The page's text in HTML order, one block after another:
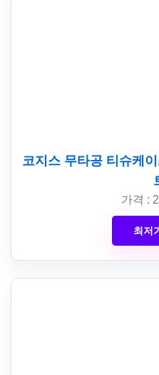
코지스 무타공 티슈케
가격 :
최저